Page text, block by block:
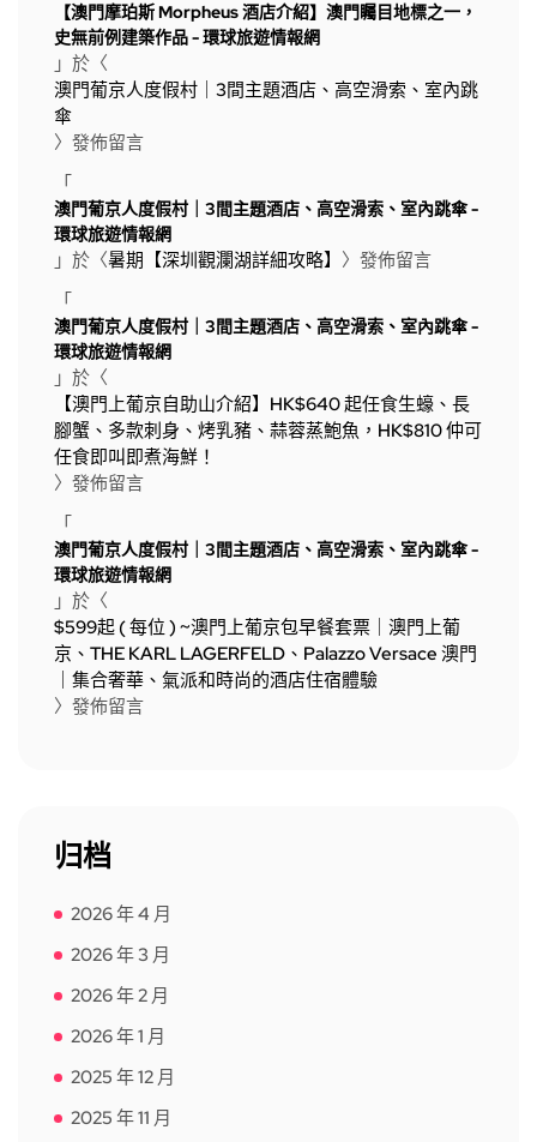
【澳門摩珀斯 Morpheus 酒店介紹】澳門矚目地標之一，
史無前例建築作品 - 環球旅遊情報網
」於〈
澳門葡京人度假村｜3間主題酒店、高空滑索、室內跳
傘
〉發佈留言
「
澳門葡京人度假村｜3間主題酒店、高空滑索、室內跳傘 -
環球旅遊情報網
」於〈暑期【深圳觀瀾湖詳細攻略】 〉發佈留言
「
澳門葡京人度假村｜3間主題酒店、高空滑索、室內跳傘 -
環球旅遊情報網
」於〈
【澳門上葡京自助山介紹】HK$640 起任食生蠔、長
腳蟹、多款刺身、烤乳豬、蒜蓉蒸鮑魚，HK$810 仲可
任食即叫即煮海鮮！
〉發佈留言
「
澳門葡京人度假村｜3間主題酒店、高空滑索、室內跳傘 -
環球旅遊情報網
」於〈
$599起 ( 每位 ) ~澳門上葡京包早餐套票｜澳門上葡
京、THE KARL LAGERFELD、Palazzo Versace 澳門
｜集合奢華、氣派和時尚的酒店住宿體驗
〉發佈留言
归档
2026 年 4 月
2026 年 3 月
2026 年 2 月
2026 年 1 月
2025 年 12 月
2025 年 11 月